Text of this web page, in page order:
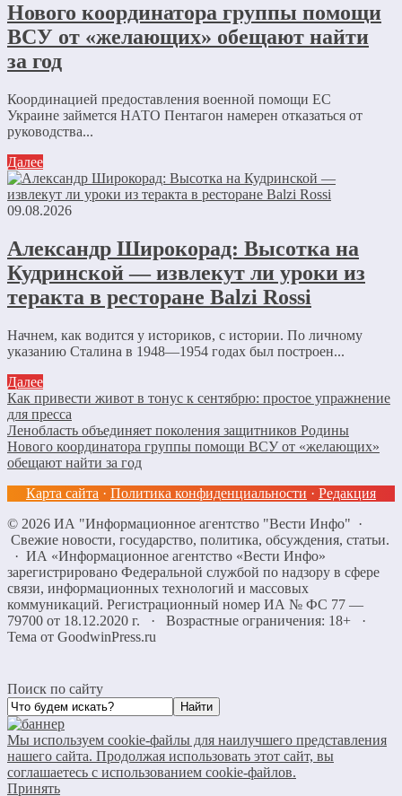
Нового координатора группы помощи
ВСУ от «желающих» обещают найти
за год
Координацией предоставления военной помощи ЕС
Украине займется НАТО Пентагон намерен отказаться от
руководства...
Далее
09.08.2026
Александр Широкорад: Высотка на
Кудринской — извлекут ли уроки из
теракта в ресторане Balzi Rossi
Начнем, как водится у историков, с истории. По личному
указанию Сталина в 1948—1954 годах был построен...
Далее
Как привести живот в тонус к сентябрю: простое упражнение
для пресса
Ленобласть объединяет поколения защитников Родины
Нового координатора группы помощи ВСУ от «желающих»
обещают найти за год
Карта сайта · Политика конфиденциальности · Редакция
© 2026 ИА "Информационное агентство "Вести Инфо" ·
Свежие новости, государство, политика, обсуждения, статьи.
· ИА «Информационное агентство «Вести Инфо»
зарегистрировано Федеральной службой по надзору в сфере
связи, информационных технологий и массовых
коммуникаций. Регистрационный номер ИА № ФС 77 —
79700 от 18.12.2020 г. · Возрастные ограничения: 18+
·
Тема от GoodwinPress.ru
Поиск по сайту
Мы используем cookie-файлы для наилучшего представления
нашего сайта. Продолжая использовать этот сайт, вы
соглашаетесь с использованием cookie-файлов.
Принять